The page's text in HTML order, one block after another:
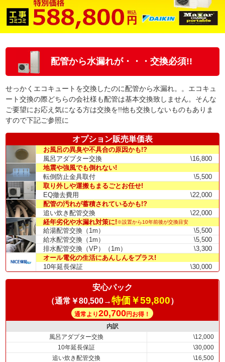
配管から水漏れが・・・交換必須!!
せっかくエコキュートを交換したのに配管から水漏れ。。エコキュ
ート交換の際どちらの会社様も配管は基本交換致しません。そんな
ご要望にお応え気になる方は交換を!!他も交換しないものもありま
すので下記ご参照に
オプション販売単価表
お風呂の異臭や不具合の原因かも!?
風呂アダプター交換
\16,800
地震や強風でも倒れない!
転倒防止金具取付
\5,500
取り外しや運搬もまるごとお任せ!
EQ撤去費用
\22,000
配管の汚れが蓄積されているかも!?
追い炊き配管交換
\22,000
経年劣化や水漏れ対策に!※設置から10年前後が交換目安
給湯配管交換（1m）
\5,500
給水配管交換（1m）
\5,500
排水配管交換（VP）（1m）
\3,300
オール電化の生活にあんしんをプラス!
10年延長保証
\30,000
安心パック
（通常￥80,500→特価￥59,800）
通常より20,700円お得！
内訳
風呂アダプター交換
\12,000
10年延長保証
\30,000
追い炊き配管交換
\16,500